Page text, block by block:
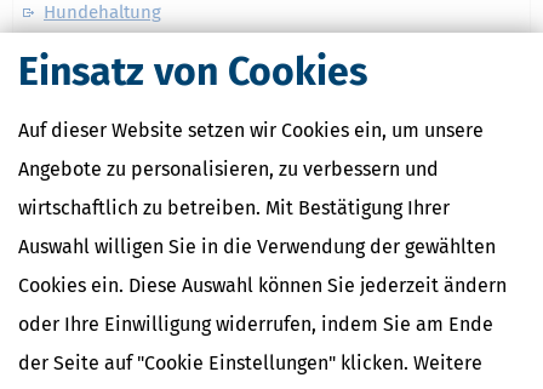
Einsatz von Cookies
Auf dieser Website setzen wir Cookies ein, um unsere
Angebote zu personalisieren, zu verbessern und
wirtschaftlich zu betreiben. Mit Bestätigung Ihrer
Auswahl willigen Sie in die Verwendung der gewählten
Cookies ein. Diese Auswahl können Sie jederzeit ändern
oder Ihre Einwilligung widerrufen, indem Sie am Ende
der Seite auf "Cookie Einstellungen" klicken. Weitere
Hundehaltung